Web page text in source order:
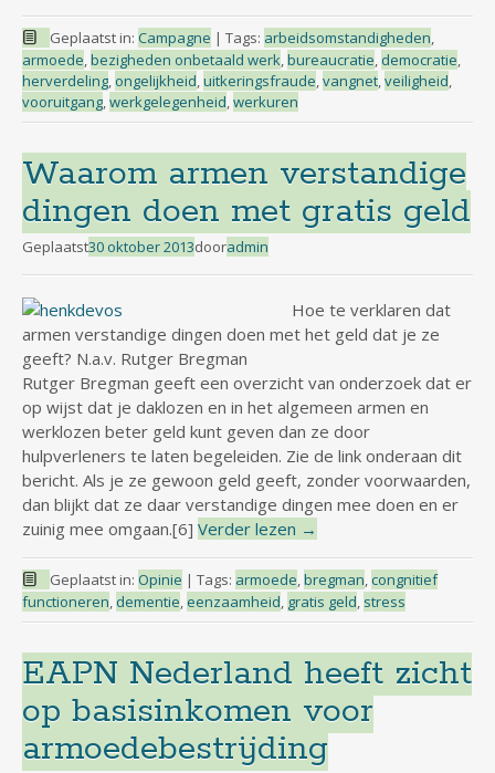
Geplaatst in: Campagne | Tags: arbeidsomstandigheden,
armoede,bezigheden onbetaald werk,bureaucratie, democratie,
herverdeling, ongelijkheid,uitkeringsfraude,vangnet,veiligheid,
vooruitgang,werkgelegenheid,werkuren
Waarom armen verstandige
dingen doen met gratis geld
Geplaatst30 oktober 2013dooradmin
Hoe te verklaren dat
armen verstandige dingen doen met het geld dat je ze
geeft? N.a.v. Rutger Bregman
Rutger Bregman geeft een overzicht van onderzoek dat er
op wijst dat je daklozen en in het algemeen armen en
werklozen beter geld kunt geven dan ze door
hulpverleners te laten begeleiden. Zie de link onderaan dit
bericht. Als je ze gewoon geld geeft, zonder voorwaarden,
dan blijkt dat ze daar verstandige dingen mee doen en er
zuinig mee omgaan.[6] Verder lezen →
Geplaatst in: Opinie | Tags: armoede,bregman,congnitief
functioneren, dementie, eenzaamheid, gratis geld, stress
EAPN Nederland heeft zicht
op basisinkomen voor
armoedebestrijding